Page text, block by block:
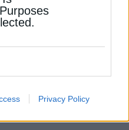
Privacy Policy